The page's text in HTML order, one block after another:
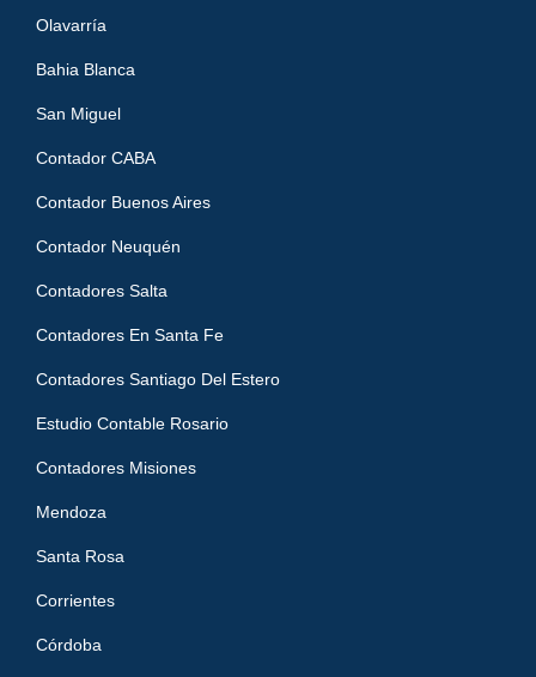
Olavarría
Bahia Blanca
San Miguel
Contador CABA
Contador Buenos Aires
Contador Neuquén
Contadores Salta
Contadores En Santa Fe
Contadores Santiago Del Estero
Estudio Contable Rosario
Contadores Misiones
Mendoza
Santa Rosa
Corrientes
Córdoba